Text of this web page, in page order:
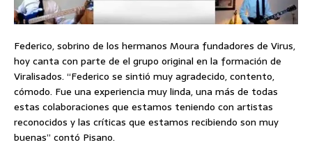
Federico, sobrino de los hermanos Moura fundadores de Virus,
hoy canta con parte de el grupo original en la formación de
Viralisados. “Federico se sintió muy agradecido, contento,
cómodo. Fue una experiencia muy linda, una más de todas
estas colaboraciones que estamos teniendo con artistas
reconocidos y las críticas que estamos recibiendo son muy
buenas” contó Pisano.